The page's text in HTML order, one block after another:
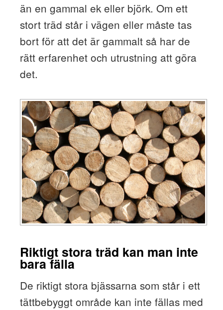
än en gammal ek eller björk. Om ett
stort träd står i vägen eller måste tas
bort för att det är gammalt så har de
rätt erfarenhet och utrustning att göra
det.
Riktigt stora träd kan man inte
bara fälla
De riktigt stora bjässarna som står i ett
tättbebyggt område kan inte fällas med